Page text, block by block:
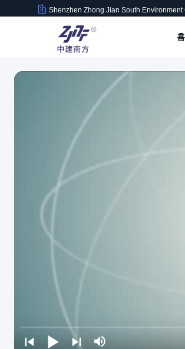
Shenzhen Zhong Jian South Environment
홈